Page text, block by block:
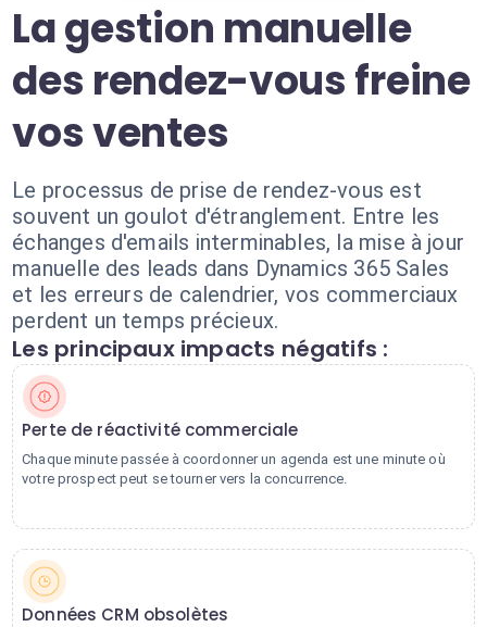
La gestion manuelle
des rendez-vous freine
vos ventes
Le processus de prise de rendez-vous est
souvent un goulot d'étranglement. Entre les
échanges d'emails interminables, la mise à jour
manuelle des leads dans Dynamics 365 Sales
et les erreurs de calendrier, vos commerciaux
perdent un temps précieux.
Les principaux impacts négatifs :
Perte de réactivité commerciale
Chaque minute passée à coordonner un agenda est une minute où
votre prospect peut se tourner vers la concurrence.
Données CRM obsolètes